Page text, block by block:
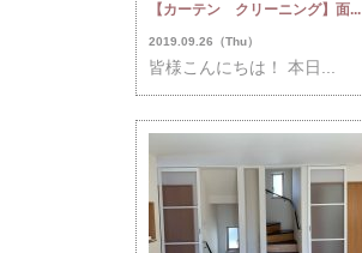
【カーテン クリーニング】面...
2019.09.26（Thu）
皆様こんにちは！ 本日...